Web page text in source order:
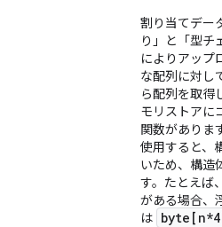
割り当てデー
り」と「型チ
によりアップ
な配列に対し
ら配列を取得
モリストアに
関数がありま
使用すると、
いため、構造
す。たとえば
がある場合、
は